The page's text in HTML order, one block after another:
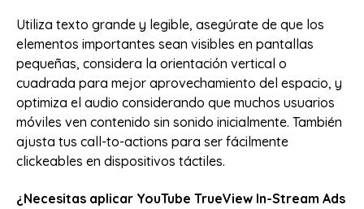
Utiliza texto grande y legible, asegúrate de que los
elementos importantes sean visibles en pantallas
pequeñas, considera la orientación vertical o
cuadrada para mejor aprovechamiento del espacio, y
optimiza el audio considerando que muchos usuarios
móviles ven contenido sin sonido inicialmente. También
ajusta tus call-to-actions para ser fácilmente
clickeables en dispositivos táctiles.
¿Necesitas aplicar YouTube TrueView In-Stream Ads